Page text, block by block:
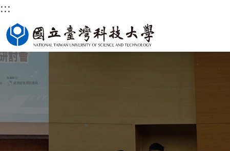
跳
到
主
要
內
容
:::
國立臺灣科技大學首頁